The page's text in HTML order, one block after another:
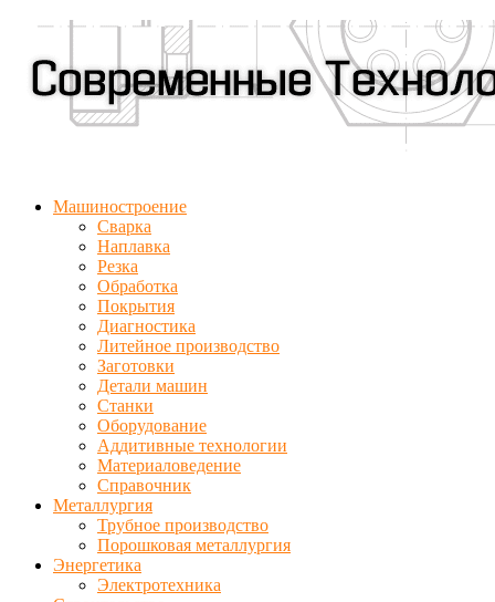
Машиностроение
Сварка
Наплавка
Резка
Обработка
Покрытия
Диагностика
Литейное производство
Заготовки
Детали машин
Станки
Оборудование
Аддитивные технологии
Материаловедение
Справочник
Металлургия
Трубное производство
Порошковая металлургия
Энергетика
Электротехника